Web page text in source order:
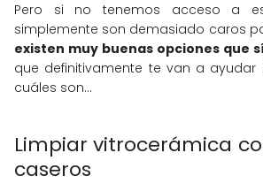
Pero si no tenemos acceso a
simplemente son demasiado caros
existen muy buenas opciones que
que definitivamente te van a ayudar
cuáles son...
Limpiar vitrocerámica
caseros